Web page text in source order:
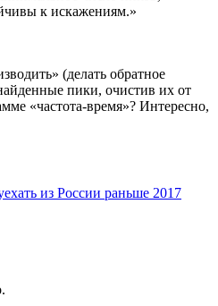
к искажениям.»
(делать обратное
пики, очистив их от
«частота-время»? Интересно,
из России раньше 2017